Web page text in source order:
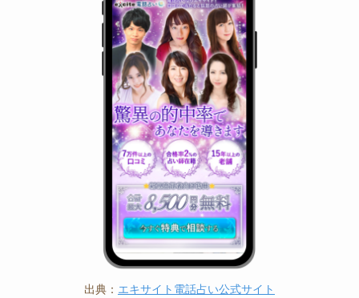
出典： エキサイト電話占い公式サイト